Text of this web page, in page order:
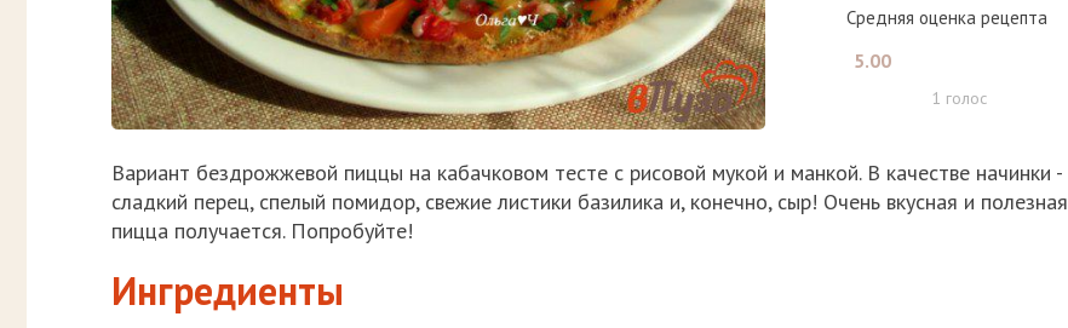
Средняя оценка рецепта
5.00
1 голос
Вариант бездрожжевой пиццы на кабачковом тесте с рисовой мукой и манкой. В качестве начинки -
сладкий перец, спелый помидор, свежие листики базилика и, конечно, сыр! Очень вкусная и полезная
пицца получается. Попробуйте!
Ингредиенты